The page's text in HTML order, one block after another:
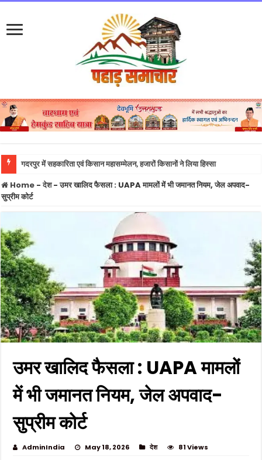
गदरपुर में सहकारिता एवं किसान महासम्मेलन, हजारों किसानों ने लिया हिस्सा
Home - देश- उमर खालिद फैसला : UAPA मामलों में भी जमानत नियम, जेल अपवाद-
सुप्रीम कोर्ट
उमर खालिद फैसला : UAPA मामलों
में भी जमानत नियम, जेल अपवाद-
सुप्रीम कोर्ट
AdminIndia May 18, 2026 देश 81 Views